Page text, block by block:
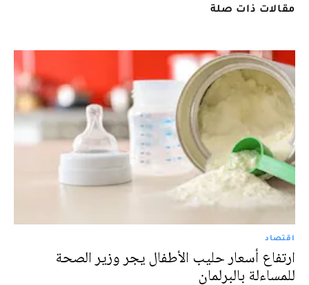
مقالات ذات صلة
اقتصاد
ارتفاع أسعار حليب الأطفال يجر وزير الصحة
للمساءلة بالبرلمان